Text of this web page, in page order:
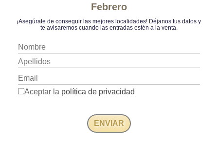
Febrero
¡Asegúrate de conseguir las mejores localidades! Déjanos tus datos y
te avisaremos cuando las entradas estén a la venta.
Aceptar la política de privacidad